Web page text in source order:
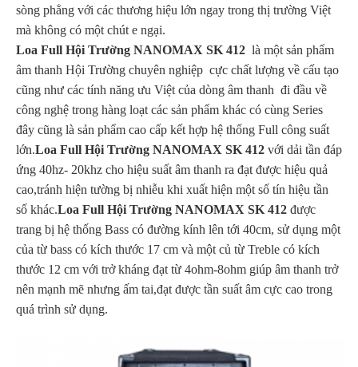
sòng phẳng với các thương hiệu lớn ngay trong thị trường Việt
mà không có một chút e ngại.
Loa Full Hội Trường NANOMAX SK 412 là một sản phẩm
âm thanh Hội Trường chuyên nghiệp cực chất lượng về cấu tạo
cũng như các tính năng ưu Việt của dòng âm thanh đi đầu về
công nghệ trong hàng loạt các sản phẩm khác có cùng Series
đây cũng là sản phẩm cao cấp kết hợp hệ thống Full công suất
lớn.Loa Full Hội Trường NANOMAX SK 412 với dải tần đáp
ứng 40hz- 20khz cho hiệu suất âm thanh ra đạt được hiệu quả
cao,tránh hiện tường bị nhiễu khi xuất hiện một số tín hiệu tần
số khác.Loa Full Hội Trường NANOMAX SK 412 được
trang bị hệ thống Bass có đường kính lên tới 40cm, sử dụng một
của từ bass có kích thước 17 cm và một củ từ Treble có kích
thước 12 cm với trở kháng đạt từ 4ohm-8ohm giúp âm thanh trở
nên mạnh mẽ nhưng ấm tai,đạt được tần suất âm cực cao trong
quá trình sử dụng.